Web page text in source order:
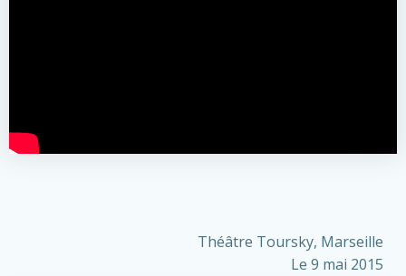
Théâtre Toursky, Marseille
Le 9 mai 2015